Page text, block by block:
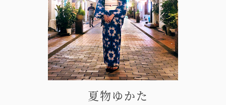
夏物ゆかた